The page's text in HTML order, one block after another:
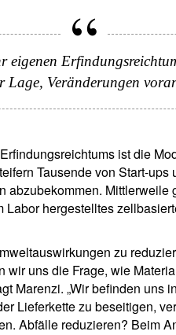
eigenen
Lage, Veränderungen
ist die
Tausende von Start-
abzubekommen. Mittlerweile
hergestelltes
zu
wir uns die Frage, wie
Marenzi. „Wir befinden uns
Lieferkette zu beseitigen,
Abfälle reduzieren? Beim
Wohnsitzland
Ihre Informationen